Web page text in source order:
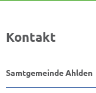
Kontakt
Samtgemeinde Ahlden